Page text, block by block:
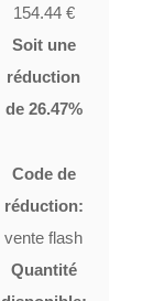
154.44 €
Soit une
réduction
de 26.47%
Code de
réduction:
vente flash
Quantité